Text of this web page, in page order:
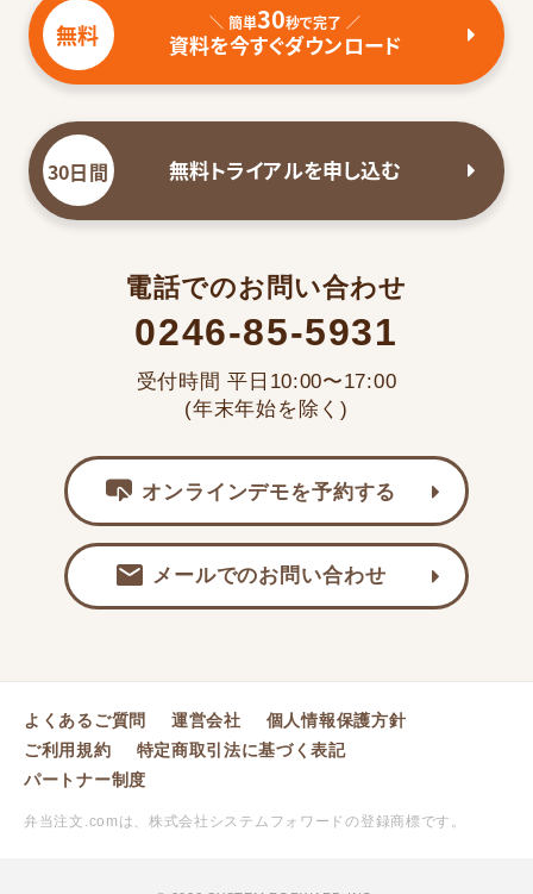
無料 ＼ 簡単30秒で完了 ／
資料を今すぐダウンロード
30日間 無料トライアルを申し込む
電話でのお問い合わせ
0246-85-5931
受付時間 平日10:00〜17:00
(年末年始を除く)
オンラインデモを予約する
メールでのお問い合わせ
よくあるご質問 運営会社
個人情報保護方針
ご利用規約
特定商取引法に基づく表記
パートナー制度
弁当注文.comは、株式会社システムフォワードの登録商標です。